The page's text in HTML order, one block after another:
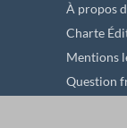
À propos
Charte
Mentions
Question